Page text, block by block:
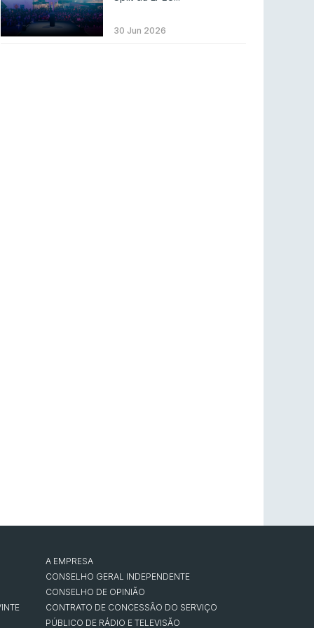
Códigos para ícones clássicos gratuitos no
League of Legends [agosto 2026]
30 Jun 2026
A EMPRESA
CONSELHO GERAL INDEPENDENTE
CONSELHO DE OPINIÃO
CONTRATO DE CONCESSÃO DO SERVIÇO
PÚBLICO DE RÁDIO E TELEVISÃO